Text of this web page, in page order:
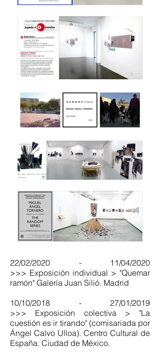
22/02/2020 - 11/04/2020
>>> Exposición individual > "Quemar
ramón" Galería Juan Silió. Madrid
10/10/2018 - 27/01/2019
>>> Exposición colectiva > "La
cuestión es ir tirando" (comisariada por
Ángel Calvo Ulloa). Centro Cultural de
España. Ciudad de México.